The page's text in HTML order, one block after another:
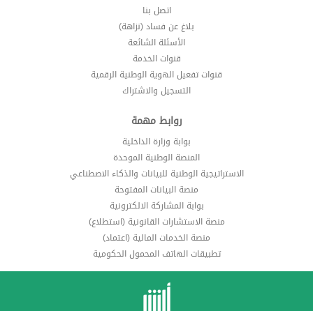
اتصل بنا
بلاغ عن فساد (نزاهة)
الأسئلة الشائعة
قنوات الخدمة
قنوات تفعيل الهوية الوطنية الرقمية
التسجيل والاشتراك
روابط مهمة
بوابة وزارة الداخلية
المنصة الوطنية الموحدة
الاستراتيجية الوطنية للبيانات والذكاء الاصطناعي
منصة البيانات المفتوحة
بوابة المشاركة الالكترونية
منصة الاستشارات القانونية (استطلاع)
منصة الخدمات المالية (اعتماد)
تطبيقات الهاتف المحمول الحكومية